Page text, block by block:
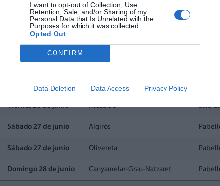
I want to opt-out of Collection, Use,
Retention, Sale, and/or Sharing of my
Personal Data that Is Unrelated with the
Purposes for which it was collected.
Opted Out
CONFIRM
Data Deletion Data Access Privacy Policy
Consulta la fecha de tu sector.Desliza la tabla horizontalmente para
ver toda la información.
Fecha Sector
Viernes 26 de junio Quatre Carreres
Viernes 26 de junio Russafa B Sala
Sábado 27 de junio Algirós
Sábado 27 de junio Olivereta
Domingo 28 de junio Canyamelar-Grau-Natzaret